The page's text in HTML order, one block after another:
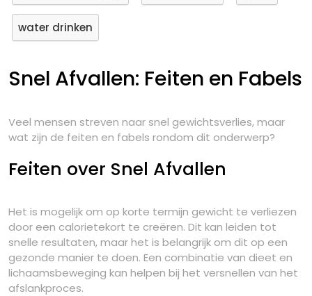
water drinken
Snel Afvallen: Feiten en Fabels
Veel mensen streven naar snel gewichtsverlies, maar
wat zijn de feiten en fabels rondom dit onderwerp?
Feiten over Snel Afvallen
Het is mogelijk om op korte termijn gewicht te verliezen
door een calorietekort te creëren. Dit kan leiden tot
snelle resultaten, maar het is belangrijk om dit op een
gezonde manier te doen. Een combinatie van dieet en
lichaamsbeweging kan helpen bij het versnellen van het
afslankproces.